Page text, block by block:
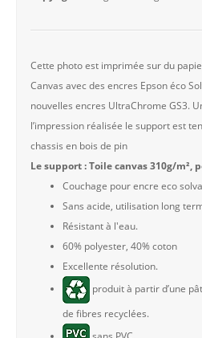
Cette photo est imprimée sur du
Canvas avec des encres Epson éco
nouvelles encres UltraChrome GS3.
l’impression réalisée le support est
chassis en bois de pin
Le support : Toile canvas 310g/m²,
Couchage pour encre eco
Sans acide, utilisation long
Résistant à l'eau.
60% polyester, 40% coton
Excellente résolution.
produit à partir d’une
de fibres recyclées.